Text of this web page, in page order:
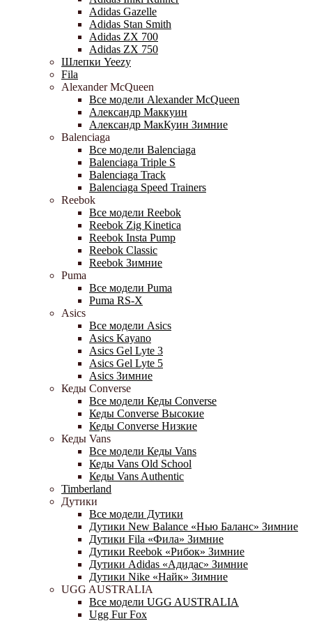
Adidas Gazelle
Adidas Stan Smith
Adidas ZX 700
Adidas ZX 750
Шлепки Yeezy
Fila
Alexander McQueen
Все модели Alexander McQueen
Александр Маккуин
Александр МакКуин Зимние
Balenciaga
Все модели Balenciaga
Balenciaga Triple S
Balenciaga Track
Balenciaga Speed Trainers
Reebok
Все модели Reebok
Reebok Zig Kinetica
Reebok Insta Pump
Reebok Classic
Reebok Зимние
Puma
Все модели Puma
Puma RS-X
Asics
Все модели Asics
Asics Kayano
Asics Gel Lyte 3
Asics Gel Lyte 5
Asics Зимние
Кеды Converse
Все модели Кеды Converse
Кеды Converse Высокие
Кеды Converse Низкие
Кеды Vans
Все модели Кеды Vans
Кеды Vans Old School
Кеды Vans Authentic
Timberland
Дутики
Все модели Дутики
Дутики New Balance «Нью Баланс» Зимние
Дутики Fila «Фила» Зимние
Дутики Reebok «Рибок» Зимние
Дутики Adidas «Адидас» Зимние
Дутики Nike «Найк» Зимние
UGG AUSTRALIA
Все модели UGG AUSTRALIA
Ugg Fur Fox